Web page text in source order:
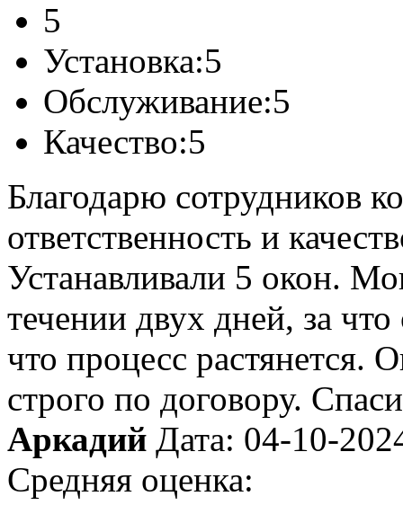
5
Установка:5
Обслуживание:5
Качество:5
Благодарю сотрудников
ответственность и
Устанавливали 5 окон.
течении двух дней, за
что процесс растянется.
строго по договору.
Аркадий Дата: 04-10-
Средняя оценка: